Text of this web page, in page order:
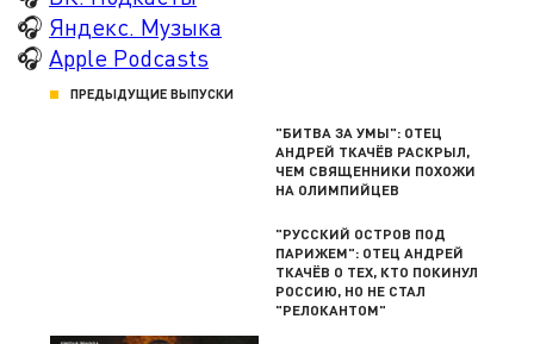
🎧 Яндекс. Музыка
🎧 Apple Podcasts
ПРЕДЫДУЩИЕ ВЫПУСКИ
"БИТВА ЗА УМЫ": ОТЕЦ
АНДРЕЙ ТКАЧЁВ РАСКРЫЛ,
ЧЕМ СВЯЩЕННИКИ ПОХОЖИ
НА ОЛИМПИЙЦЕВ
"РУССКИЙ ОСТРОВ ПОД
ПАРИЖЕМ": ОТЕЦ АНДРЕЙ
ТКАЧЁВ О ТЕХ, КТО ПОКИНУЛ
РОССИЮ, НО НЕ СТАЛ
"РЕЛОКАНТОМ"